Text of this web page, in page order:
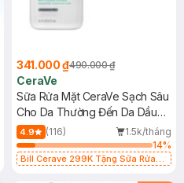
341.000 ₫490.000 ₫
CeraVe
Sữa Rửa Mặt CeraVe Sạch Sâu
Cho Da Thường Đến Da Dầu
473ml
4.9 (116)
1.5k/tháng
14%
Bill Cerave 299K Tặng Sữa Rửa